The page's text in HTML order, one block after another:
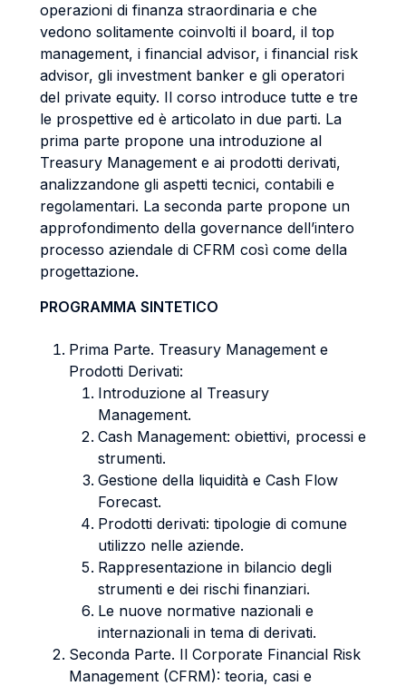
operazioni di finanza straordinaria e che
vedono solitamente coinvolti il board, il top
management, i financial advisor, i financial risk
advisor, gli investment banker e gli operatori
del private equity. Il corso introduce tutte e tre
le prospettive ed è articolato in due parti. La
prima parte propone una introduzione al
Treasury Management e ai prodotti derivati,
analizzandone gli aspetti tecnici, contabili e
regolamentari. La seconda parte propone un
approfondimento della governance dell’intero
processo aziendale di CFRM così come della
progettazione.
PROGRAMMA SINTETICO
Prima Parte. Treasury Management e
Prodotti Derivati:
Introduzione al Treasury
Management.
Cash Management: obiettivi, processi e
strumenti.
Gestione della liquidità e Cash Flow
Forecast.
Prodotti derivati: tipologie di comune
utilizzo nelle aziende.
Rappresentazione in bilancio degli
strumenti e dei rischi finanziari.
Le nuove normative nazionali e
internazionali in tema di derivati.
Seconda Parte. Il Corporate Financial Risk
Management (CFRM): teoria, casi e